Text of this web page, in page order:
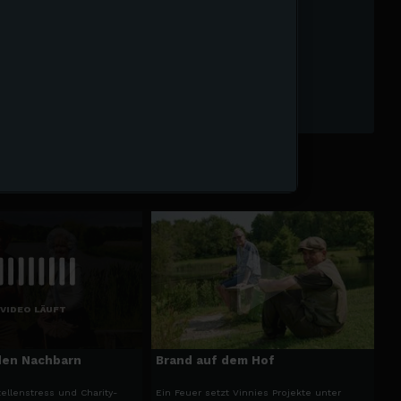
VIDEO LÄUFT
Nachbarn
und Charity-
Brand auf dem Hof
Ein Feuer setzt Vinnies Projekte unter